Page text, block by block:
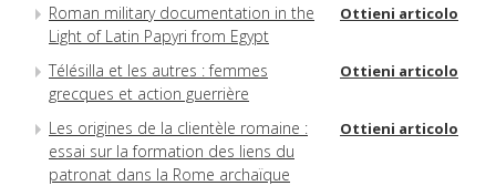
Roman military documentation in the
Light of Latin Papyri from Egypt
Ottieni articolo
Télésilla et les autres : femmes
grecques et action guerrière
Ottieni articolo
Les origines de la clientèle romaine :
essai sur la formation des liens du
patronat dans la Rome archaïque
Ottieni articolo